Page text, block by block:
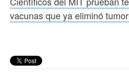
vacunas que ya eliminó